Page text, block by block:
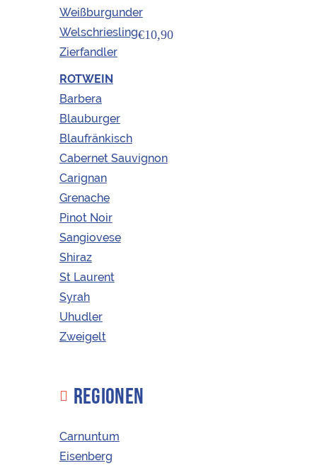
€10,90
Region
Weingut Waldschütz
Weißburgunder
Welschriesling
Zierfandler
ROTWEIN
Barbera
Blauburger
Blaufränkisch
Cabernet Sauvignon
Carignan
Grenache
Pinot Noir
Sangiovese
Shiraz
St Laurent
Syrah
Uhudler
Zweigelt
REGIONEN
Carnuntum
Eisenberg